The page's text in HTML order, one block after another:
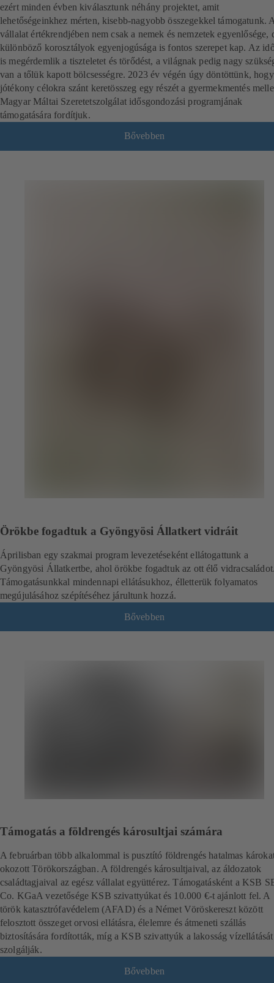
ezért minden évben kiválasztunk néhány projektet, amit
lehetőségeinkhez mérten, kisebb-nagyobb összegekkel támogatunk.
vállalat értékrendjében nem csak a nemek és nemzetek egyenlősége,
különböző korosztályok egyenjogúsága is fontos szerepet kap. Az
is megérdemlik a tiszteletet és törődést, a világnak pedig nagy
van a tőlük kapott bölcsességre. 2023 év végén úgy döntöttünk,
jótékony célokra szánt keretösszeg egy részét a gyermekmentés
Magyar Máltai Szeretetszolgálat idősgondozási programjának
támogatására fordítjuk.
Bővebben
Örökbe fogadtuk a Gyöngyösi Állatkert vidráit
Áprilisban egy szakmai program levezetéseként ellátogattunk a
Gyöngyösi Állatkertbe, ahol örökbe fogadtuk az ott élő
Támogatásunkkal mindennapi ellátásukhoz, élletterük folyamatos
megújulásához szépítéséhez járultunk hozzá.
Bővebben
Támogatás a földrengés károsultjai számára
A februárban több alkalommal is pusztító földrengés hatalmas
okozott Törökországban. A földrengés károsultjaival, az áldozatok
családtagjaival az egész vállalat együttérez. Támogatásként a KSB
Co. KGaA vezetősége KSB szivattyúkat és 10.000 €-t ajánlott fel. A
török katasztrófavédelem (AFAD) és a Német Vöröskereszt között
felosztott összeget orvosi ellátásra, élelemre és átmeneti szállás
biztosítására fordították, míg a KSB szivattyúk a lakosság vízellátását
szolgálják.
Bővebben